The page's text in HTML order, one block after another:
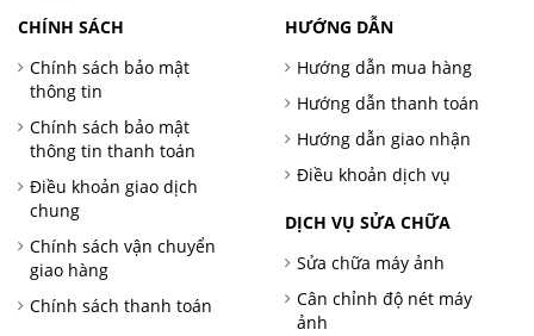
CHÍNH SÁCH
Chính sách bảo mật
thông tin
Chính sách bảo mật
thông tin thanh toán
Điều khoản giao dịch
chung
Chính sách vận chuyển
giao hàng
Chính sách thanh toán
HƯỚNG DẪN
Hướng dẫn mua hàng
Hướng dẫn thanh toán
Hướng dẫn giao nhận
Điều khoản dịch vụ
DỊCH VỤ SỬA CHỮA
Sửa chữa máy ảnh
Cân chỉnh độ nét máy
ảnh